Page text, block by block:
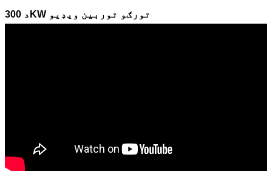
د 300KW تورګو توربین ویډیو